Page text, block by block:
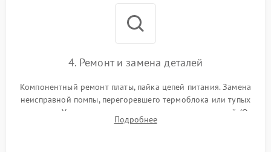
4. Ремонт и замена деталей
Компонентный ремонт платы, пайка цепей питания. Замена
неисправной помпы, перегоревшего термоблока или тупых
жерновов. Установка новых силиконовых уплотнителей (O-
ring) и тефлоновых трубок для надежного устранения
Подробнее